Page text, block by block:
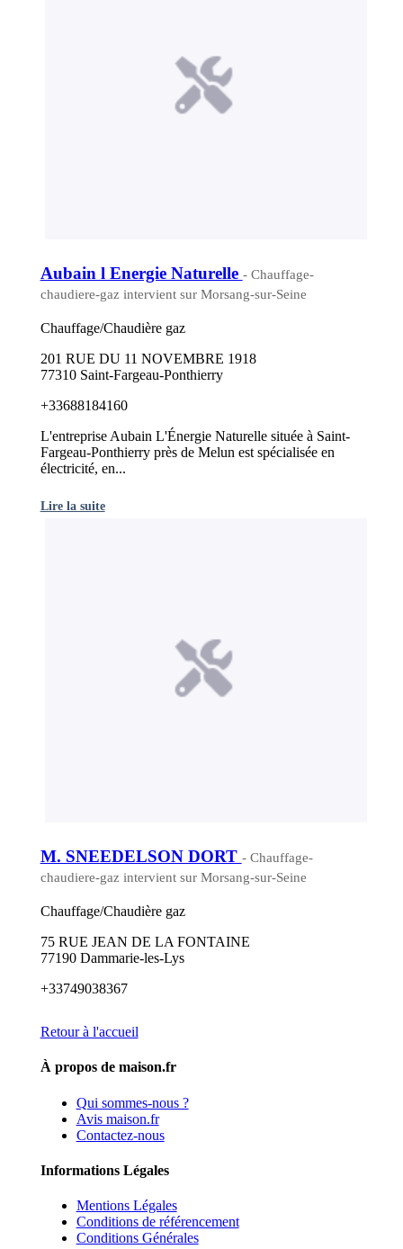
Aubain l Energie Naturelle - Chauffage-
chaudiere-gaz intervient sur Morsang-sur-Seine
Chauffage/Chaudière gaz
201 RUE DU 11 NOVEMBRE 1918
77310 Saint-Fargeau-Ponthierry
+33688184160
L'entreprise Aubain L'Énergie Naturelle située à Saint-
Fargeau-Ponthierry près de Melun est spécialisée en
électricité, en...
Lire la suite
M. SNEEDELSON DORT - Chauffage-
chaudiere-gaz intervient sur Morsang-sur-Seine
Chauffage/Chaudière gaz
75 RUE JEAN DE LA FONTAINE
77190 Dammarie-les-Lys
+33749038367
Retour à l'accueil
À propos de maison.fr
Qui sommes-nous ?
Avis maison.fr
Contactez-nous
Informations Légales
Mentions Légales
Conditions de référencement
Conditions Générales